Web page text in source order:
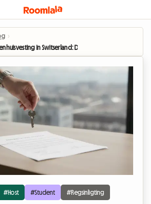
›
in Switserland: Die goue reëls vir
#Host #Student #Regsinligting